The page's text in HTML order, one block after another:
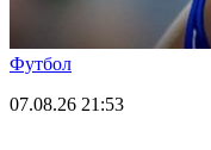
Футбол
07.08.26 21:53